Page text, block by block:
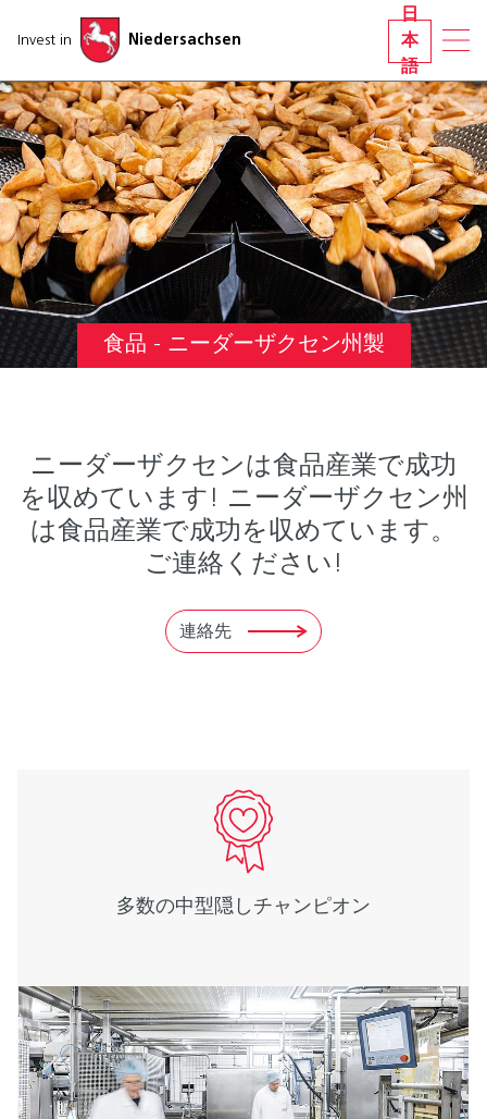
ナビゲーションをスキップする
Invest in Niedersachsen
日
本
語
食品 - ニーダーザクセン州製
ニーダーザクセンは食品産業で成功
を収めています! ニーダーザクセン州
は食品産業で成功を収めています。
ご連絡ください!
連絡先
多数の中型隠しチャンピオン